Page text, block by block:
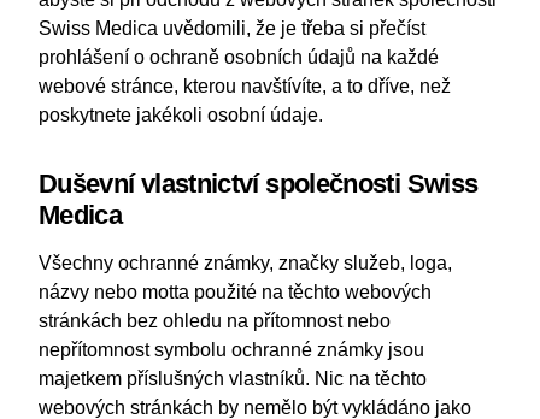
Swiss Medica uvědomili, že je třeba si přečíst
prohlášení o ochraně osobních údajů na každé
webové stránce, kterou navštívíte, a to dříve, než
poskytnete jakékoli osobní údaje.
Duševní vlastnictví společnosti Swiss
Medica
Všechny ochranné známky, značky služeb, loga,
názvy nebo motta použité na těchto webových
stránkách bez ohledu na přítomnost nebo
nepřítomnost symbolu ochranné známky jsou
majetkem příslušných vlastníků. Nic na těchto
webových stránkách by nemělo být vykládáno jako